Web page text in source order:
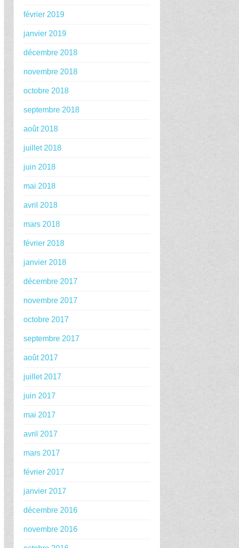
février 2019
janvier 2019
décembre 2018
novembre 2018
octobre 2018
septembre 2018
août 2018
juillet 2018
juin 2018
mai 2018
avril 2018
mars 2018
février 2018
janvier 2018
décembre 2017
novembre 2017
octobre 2017
septembre 2017
août 2017
juillet 2017
juin 2017
mai 2017
avril 2017
mars 2017
février 2017
janvier 2017
décembre 2016
novembre 2016